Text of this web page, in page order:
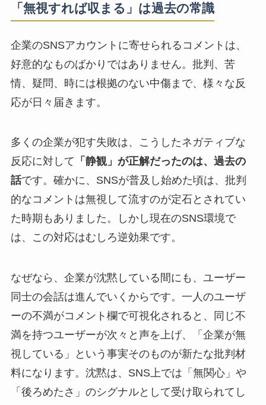
「無視すれば収まる」は過去の常識
企業のSNSアカウントに寄せられるコメントは、
好意的なものばかりではありません。批判、苦
情、疑問、時には根拠のない中傷まで、様々な反
応が日々届きます。
多くの企業が犯す失敗は、こうしたネガティブな
反応に対して 「静観」が正解だったのは、過去の
話です。確かに、SNSが普及し始めた頃は、批判
的なコメントは無視して流すのが定石とされてい
た時期もありました。しかし現在のSNS環境で
は、この対応はむしろ逆効果です。
なぜなら、企業が沈黙している間にも、ユーザー
同士の会話は進んでいくからです。一人のユーザ
ーの不満がコメント欄で可視化されると、同じ不
満を持つユーザーが次々と声を上げ、「企業が無
視している」という事実そのものが新たな批判材
料になります。沈黙は、SNS上では「無関心」や
「後ろめたさ」のシグナルとして受け取られてし